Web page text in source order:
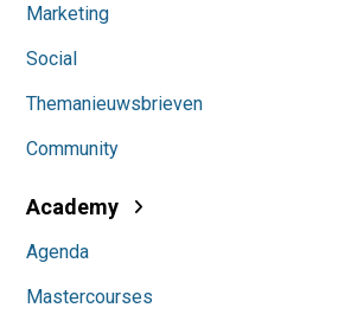
Marketing
Social
Themanieuwsbrieven
Community
Academy
Agenda
Mastercourses